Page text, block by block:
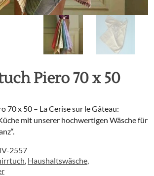
Piero 70 x 50
70 x 50 – La Cerise sur le Gâteau:
mit unserer hochwertigen Wäsche für
2557
, Haushaltswäsche,